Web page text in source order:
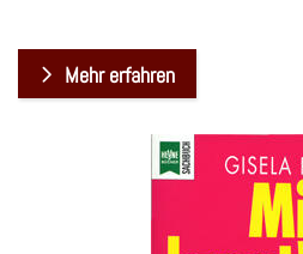
Mehr erfahren